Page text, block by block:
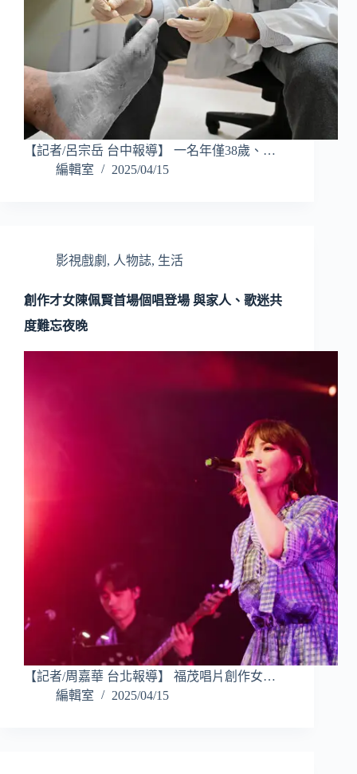
【記者/呂宗岳 台中報導】 一名年僅38歲、…
編輯室
2025/04/15
影視戲劇 , 人物誌, 生活
創作才女陳佩賢首場個唱登場 與家人、歌迷共
度難忘夜晚
【記者/周嘉華 台北報導】 福茂唱片創作女…
編輯室
2025/04/15